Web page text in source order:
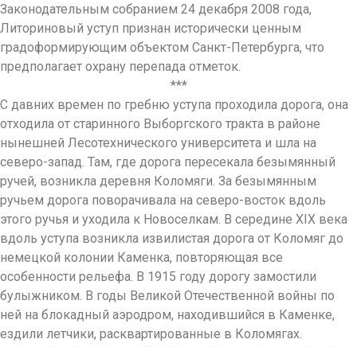
Законодательным собранием 24 декабря 2008 года,
Литориновый уступ признан исторически ценным
градоформирующим объектом Санкт-Петербурга, что
предполагает охрану перепада отметок.
***
С давних времен по гребню уступа проходила дорога, она
отходила от старинного Выборгского тракта в районе
нынешней Лесотехнического университета и шла на
северо-запад. Там, где дорога пересекала безымянный
ручей, возникла деревня Коломяги. За безымянным
ручьем дорога поворачивала на северо-восток вдоль
этого ручья и уходила к Новоселкам. В середине XIX века
вдоль уступа возникла извилистая дорога от Коломяг до
немецкой колонии Каменка, повторяющая все
особенности рельефа. В 1915 году дорогу замостили
булыжником. В годы Великой Отечественной войны по
ней на блокадный аэродром, находившийся в Каменке,
ездили летчики, расквартированные в Коломягах.